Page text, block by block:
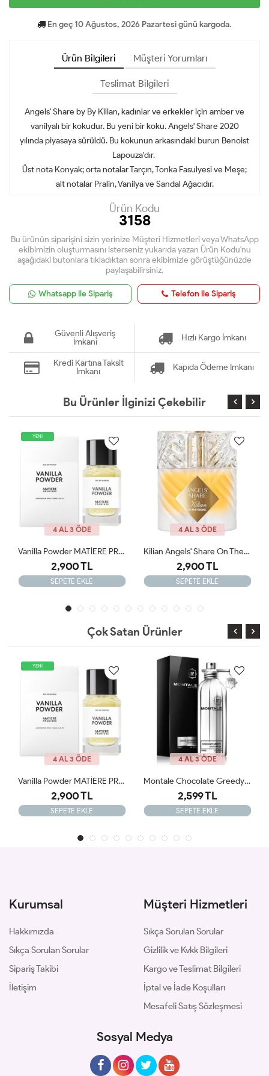
En geç 10 Ağustos, 2026 Pazartesi günü kargoda.
Ürün Bilgileri Müşteri Yorumları
Teslimat Bilgileri
Angels' Share by By Kilian, kadınlar ve erkekler için amber ve
vanilyalı bir kokudur. Bu yeni bir koku. Angels' Share 2020
yılında piyasaya sürüldü. Bu kokunun arkasındaki burun Benoist
Lapouza'dır.
Üst nota Konyak; orta notalar Tarçın, Tonka Fasulyesi ve Meşe;
alt notalar Pralin, Vanilya ve Sandal Ağacıdır.
Ürün Kodu
3158
Bu ürünün siparişini sizin yerinize Müşteri Hizmetleri veya WhatsApp
ekibimizin oluşturmasını isterseniz yukarıda yazan Ürün Kodu'nu
aşağıdaki butonlara tıkladıktan sonra ekibimizle görüştüğünüzde
paylaşabilirsiniz.
Whatsapp ile Sipariş Telefon ile Sipariş
Güvenli Alışveriş
İmkanı
Hızlı Kargo İmkanı
Kredi Kartına Taksit
İmkanı
Kapıda Ödeme İmkanı
Bu Ürünler İlginizi Çekebilir
4 AL 3 ÖDE
2,900 TL
SEPETE EKLE
4 AL 3 ÖDE
2,499 TL
SEPETE EKLE
Çok Satan Ürünler
Vanilla Powder MATİERE PREMİERE 100ml JLT
4 AL 3 ÖDE
Montale Chocolate Greedy EDP 100 Ml Unisex Parfüm JLT
2,599 TL
SEPETE EKLE
4 AL 3 ÖDE
2,900 TL
SEPETE EKLE
Kurumsal
Hakkımızda
Sıkça Sorulan Sorular
Sipariş Takibi
İletişim
Müşteri Hizmetleri
Sıkça Sorulan Sorular
Gizlilik ve Kvkk Bilgileri
Kargo ve Teslimat Bilgileri
İptal ve İade Koşulları
Mesafeli Satış Sözleşmesi
Sosyal Medya